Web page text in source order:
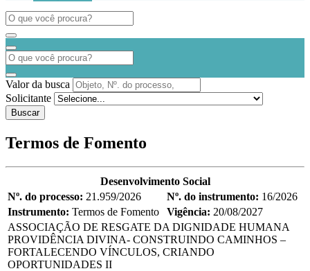
Valor da busca
Solicitante
Buscar
Termos de Fomento
Desenvolvimento Social
Nº. do processo: 21.959/2026 Nº. do instrumento: 16/2026
Instrumento: Termos de Fomento Vigência: 20/08/2027
ASSOCIAÇÃO DE RESGATE DA DIGNIDADE HUMANA
PROVIDÊNCIA DIVINA- CONSTRUINDO CAMINHOS –
FORTALECENDO VÍNCULOS, CRIANDO
OPORTUNIDADES II